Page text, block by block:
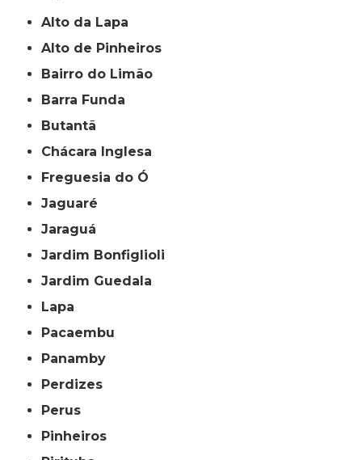
Alto da Lapa
Alto de Pinheiros
Bairro do Limão
Barra Funda
Butantã
Chácara Inglesa
Freguesia do Ó
Jaguaré
Jaraguá
Jardim Bonfiglioli
Jardim Guedala
Lapa
Pacaembu
Panamby
Perdizes
Perus
Pinheiros